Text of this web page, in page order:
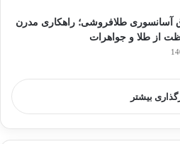
آسانسوری طلافروشی؛ راهکاری مدرن
از طلا و جواهرات
بیشتر